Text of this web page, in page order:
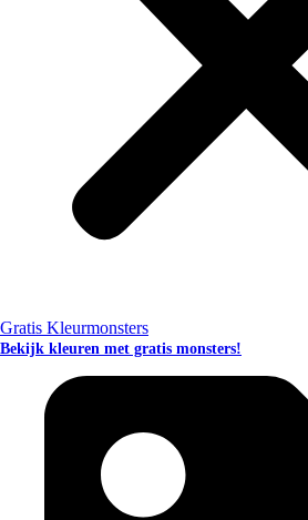
Gratis Kleurmonsters
Bekijk kleuren met gratis monsters!